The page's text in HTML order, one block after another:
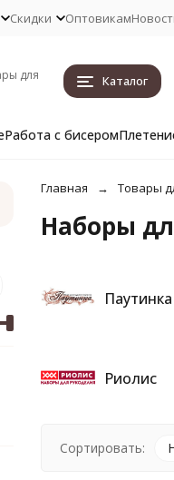
Скидки Оптовикам
для
Каталог
Работа с бисером
Главная Товары
Наборы
Паутинка
Риолис
Сортировать: